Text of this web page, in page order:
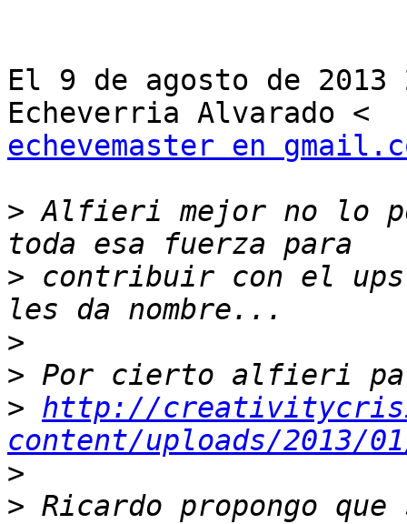
El 9 de agosto de
echevemaster en
> Alfieri mejor no lo
> contribuir con el
>
>
> http://
content/uploads/2013/
>
> Ricardo propongo